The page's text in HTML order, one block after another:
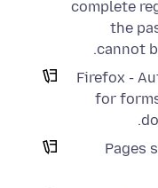
complete
the
cannot
Firefox -
for
Pages